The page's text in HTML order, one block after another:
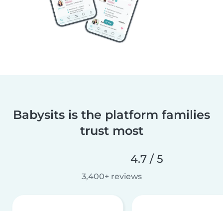
Babysits is the platform families
trust most
4.7 / 5
3,400+ reviews